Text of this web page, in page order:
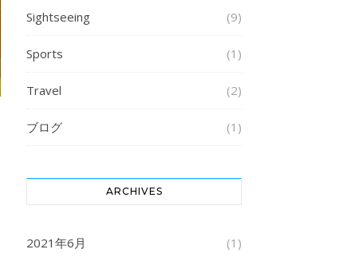
Sightseeing (9)
Sports (1)
Travel (2)
ブログ (1)
ARCHIVES
2021年6月 (1)